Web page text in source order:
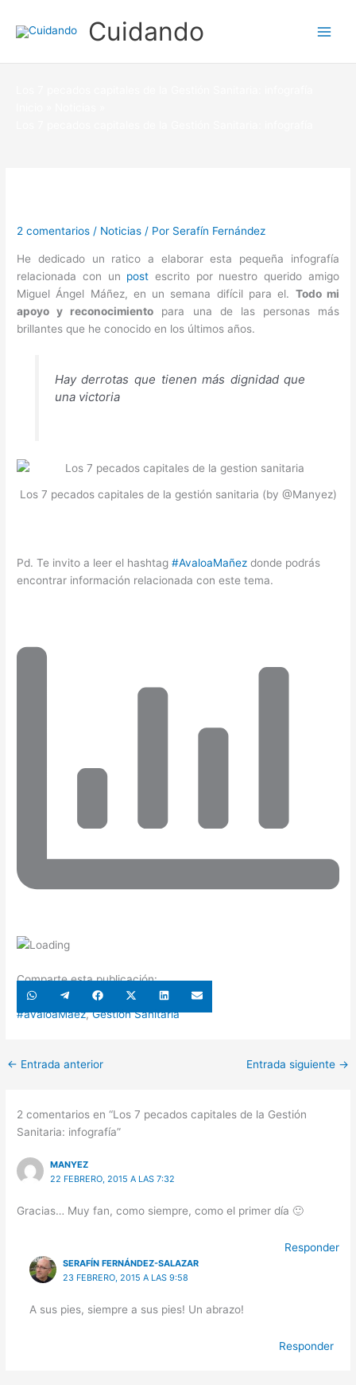
Cuidando
2 comentarios / Noticias / Por Serafín Fernández
He dedicado un ratico a elaborar esta pequeña infografía
relacionada con un post escrito por nuestro querido amigo
Miguel Ángel Máñez, en un semana difícil para el. Todo mi
apoyo y reconocimiento para una de las personas más
brillantes que he conocido en los últimos años.
Hay derrotas que tienen más dignidad que
una victoria
Los 7 pecados capitales de la gestión sanitaria (by @Manyez)
Pd. Te invito a leer el hashtag#AvaloaMañez donde podrás
encontrar información relacionada con este tema.
Comparte esta publicación:
Compartir
WhatsApp
Compartir
Telegram
Compartir
Facebook
Compartir
X
(Twitter)
Compartir
LinkedIn
Compartir
en
Email
#avaloaMaéz,Gestión Sanitaria
← Entrada anterior Entrada siguiente →
2 comentarios en “Los 7 pecados capitales de la Gestión
Sanitaria: infografía”
MANYEZ
22 FEBRERO, 2015 A LAS 7:32
Gracias… Muy fan, como siempre, como el primer día 🙂
Responder
SERAFÍN FERNÁNDEZ-SALAZAR
23 FEBRERO, 2015 A LAS 9:58
A sus pies, siempre a sus pies! Un abrazo!
Responder